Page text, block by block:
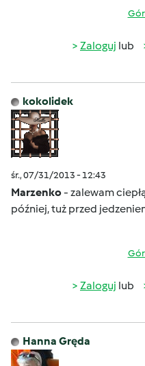
Zaloguj lub
kokolidek
śr., 07/31/2013 - 12:43
Marzenko- zalewam
później, tuż przed
Zaloguj lub
Hanna Gręda